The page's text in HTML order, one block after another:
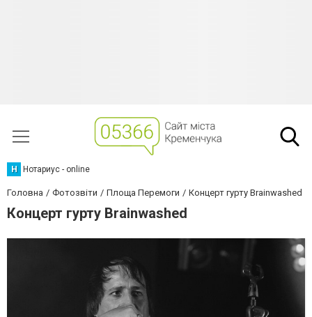
Н Нотариус - online
Головна Фотозвіти Площа Перемоги Концерт гурту Brainwashed
Концерт гурту Brainwashed